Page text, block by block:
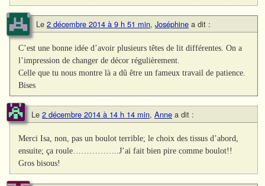
Le 2 décembre 2014 à 9 h 51 min, Joséphine a dit :
C’est une bonne idée d’avoir plusieurs têtes de lit différentes. On a
l’impression de changer de décor régulièrement.
Celle que tu nous montre là a dû être un fameux travail de patience.
Bises
Le 2 décembre 2014 à 14 h 14 min, Anne a dit :
Merci Isa, non, pas un boulot terrible; le choix des tissus d’abord,
ensuite; ça roule……………..J’ai fait bien pire comme boulot!!
Gros bisous!